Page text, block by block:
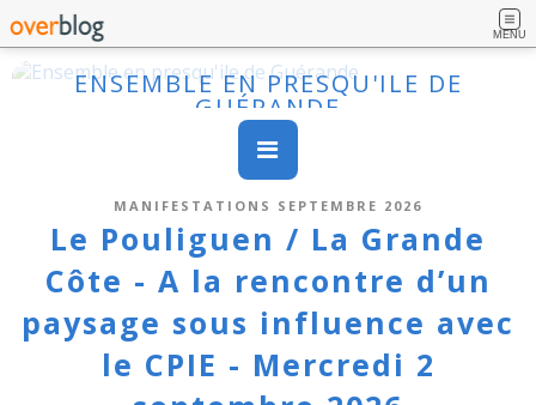
MENU
ENSEMBLE EN PRESQU'ILE DE
GUÉRANDE
MANIFESTATIONS SEPTEMBRE 2026
Le Pouliguen / La Grande
Côte - A la rencontre d’un
paysage sous influence avec
le CPIE - Mercredi 2